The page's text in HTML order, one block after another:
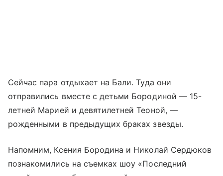
Сейчас пара отдыхает на Бали. Туда они
отправились вместе с детьми Бородиной — 15-
летней Марией и девятилетней Теоной, —
рожденными в предыдущих браках звезды.
Напомним, Ксения Бородина и Николай Сердюков
познакомились на съемках шоу «Последний